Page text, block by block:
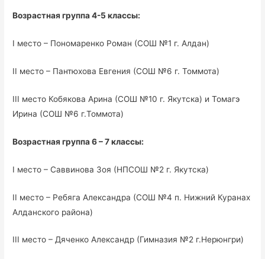
Возрастная группа 4-5 классы:
I место – Пономаренко Роман (СОШ №1 г. Алдан)
II место – Пантюхова Евгения (СОШ №6 г. Томмота)
III место Кобякова Арина (СОШ №10 г. Якутска) и Томагэ
Ирина (СОШ №6 г.Томмота)
Возрастная группа 6 – 7 классы:
I место – Саввинова Зоя (НПСОШ №2 г. Якутска)
II место – Ребяга Александра (СОШ №4 п. Нижний Куранах
Алданского района)
III место – Дяченко Александр (Гимназия №2 г.Нерюнгри)